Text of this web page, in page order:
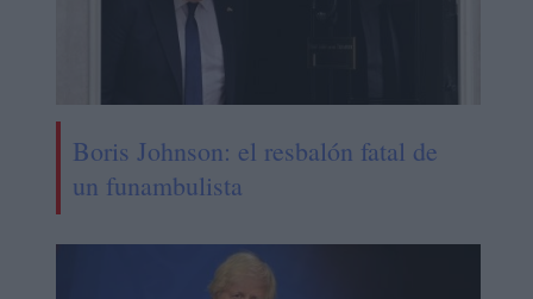
Boris Johnson: el resbalón fatal de
un funambulista